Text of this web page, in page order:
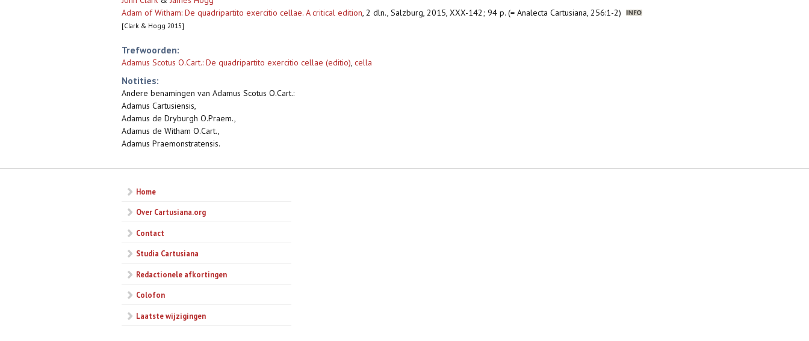
Adam of Witham: De quadripartito exercitio cellae. A critical edition, 2 dln., Salzburg, 2015, XXX-142; 94 p. (= Analecta Cartusiana, 256:1-2)
[Clark & Hogg 2015]
Trefwoorden:
Adamus Scotus O.Cart.: De quadripartito exercitio cellae (editio), cella
Notities:
Andere benamingen van Adamus Scotus O.Cart.:
Adamus Cartusiensis,
Adamus de Dryburgh O.Praem.,
Adamus de Witham O.Cart.,
Adamus Praemonstratensis.
Home
Over Cartusiana.org
Contact
Studia Cartusiana
Redactionele afkortingen
Colofon
Laatste wijzigingen